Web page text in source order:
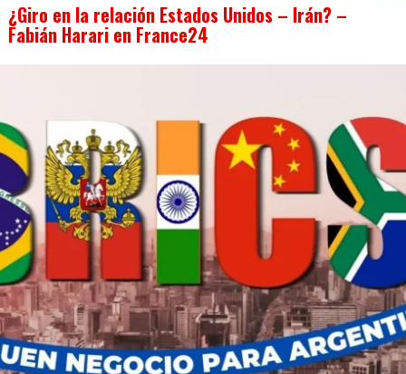
¿Giro en la relación Estados Unidos – Irán? –
Fabián Harari en France24